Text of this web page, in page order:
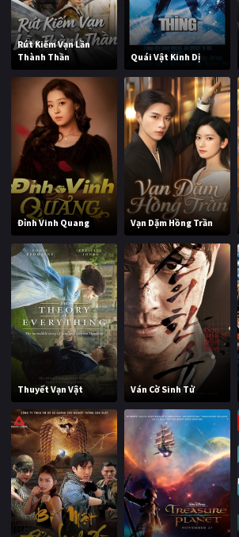
Rút Kiếm Vạn Lần
Thành Thần
Quái Vật Kinh Dị
Đỉnh Vinh Quang Vạn Dặm Hồng Trần
Thuyết Vạn Vật Ván Cờ Sinh Tử